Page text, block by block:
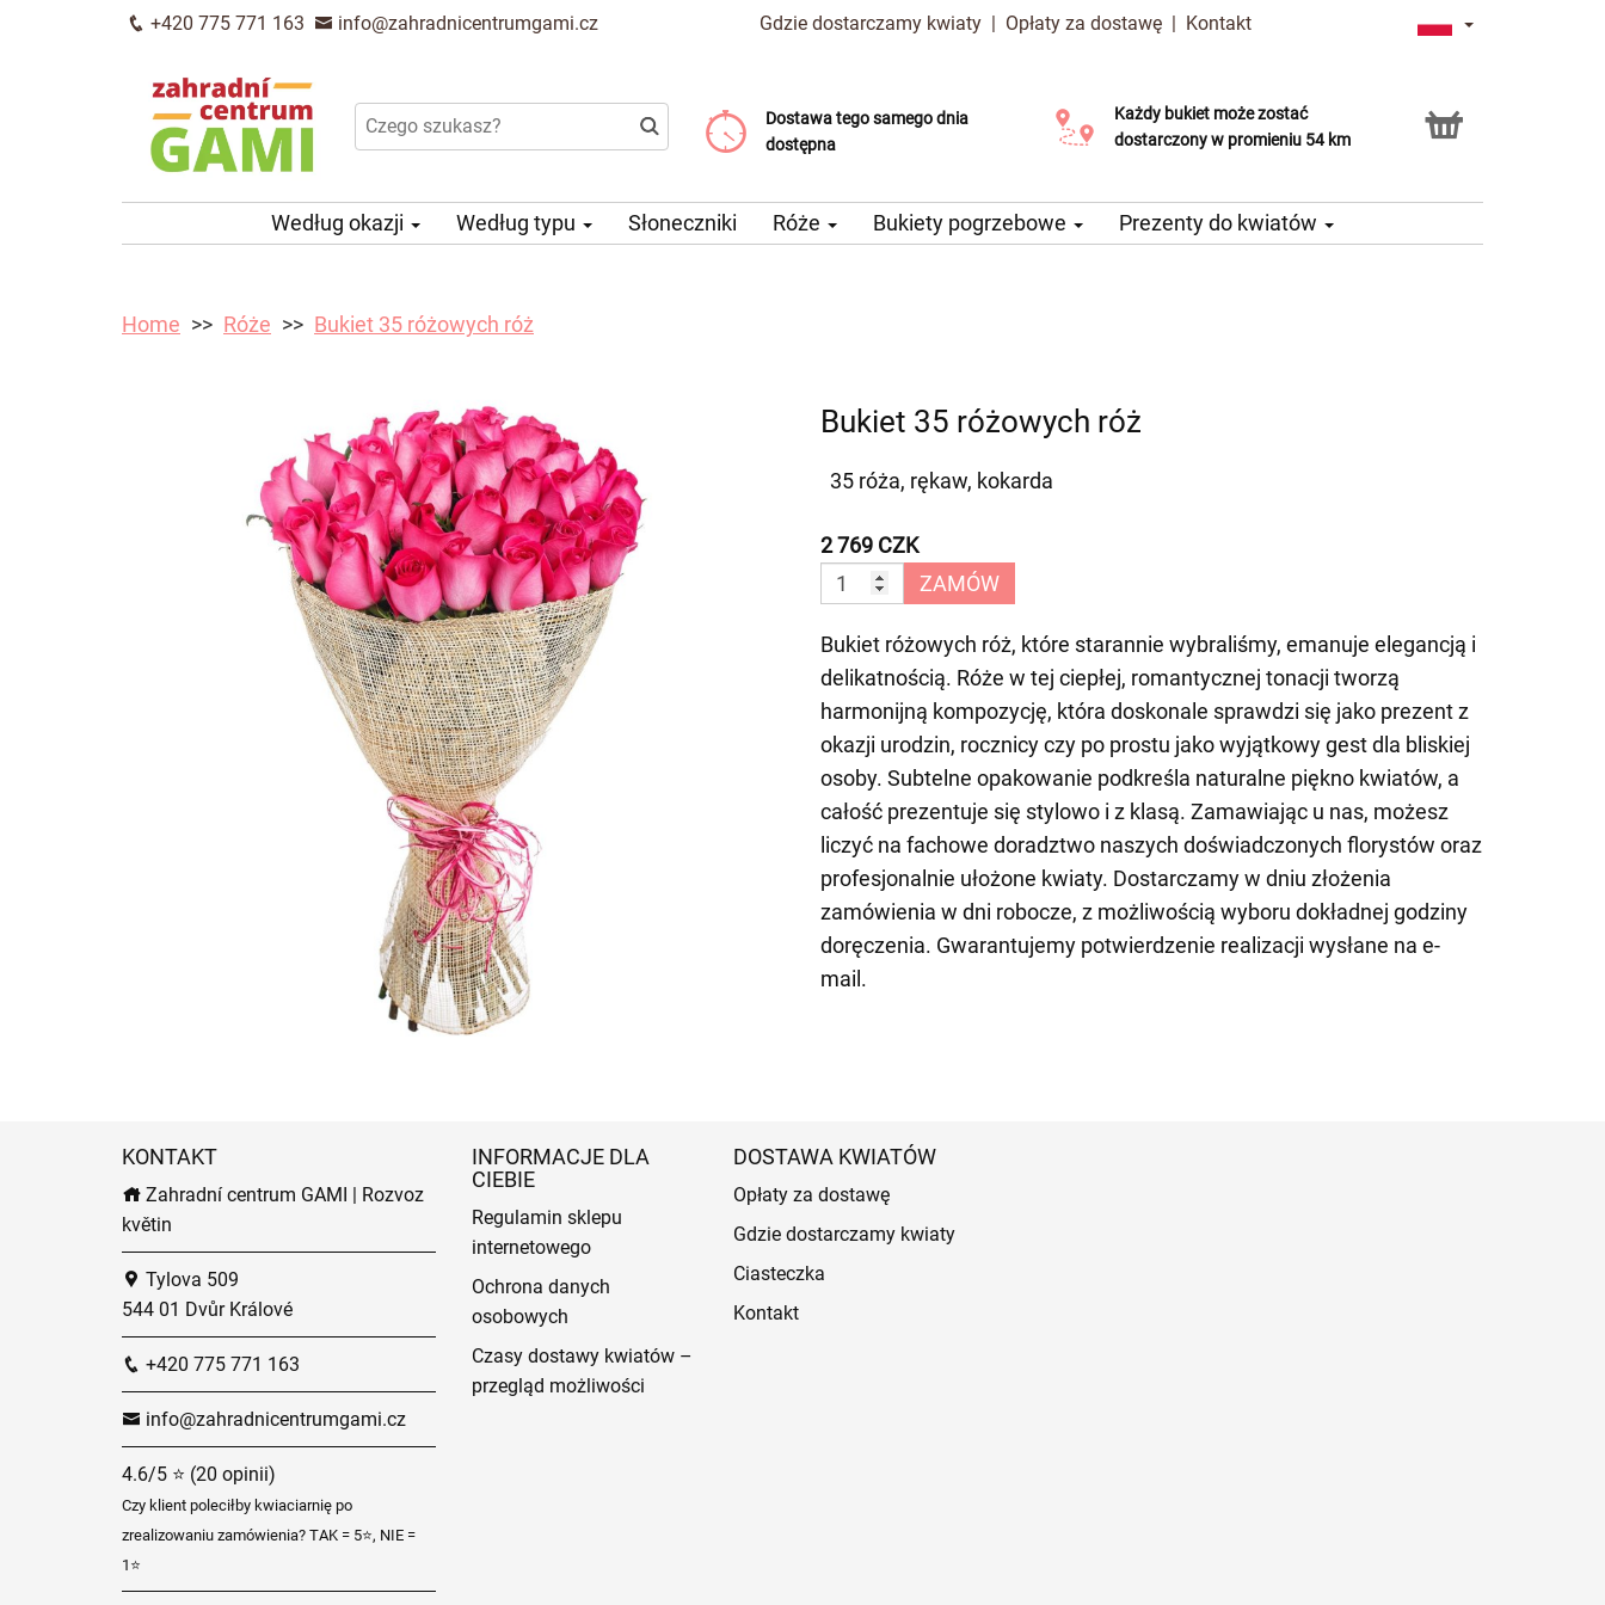
+420 775 771 163 info@zahradnicentrumgami.cz Gdzie dostarczamy kwiaty | Opłaty za dostawę | Kontakt
Dostawa tego samego dnia
dostępna
Koszt dostawy już od 99 CZK
Wybierz datę dostawy
Każdy bukiet może zostać
dostarczony w promieniu 54 km
Usługa Click & Collect
Według okazji Według typu Słoneczniki Róże Bukiety pogrzebowe Prezenty do kwiatów
Home Róże Bukiet 35 różowych róż
Bukiet 35 różowych róż
35 róża, rękaw, kokarda
2 769 CZK
ZAMÓW
Bukiet różowych róż, które starannie wybraliśmy, emanuje elegancją i
delikatnością. Róże w tej ciepłej, romantycznej tonacji tworzą
harmonijną kompozycję, która doskonale sprawdzi się jako prezent z
okazji urodzin, rocznicy czy po prostu jako wyjątkowy gest dla bliskiej
osoby. Subtelne opakowanie podkreśla naturalne piękno kwiatów, a
całość prezentuje się stylowo i z klasą. Zamawiając u nas, możesz
liczyć na fachowe doradztwo naszych doświadczonych florystów oraz
profesjonalnie ułożone kwiaty. Dostarczamy w dniu złożenia
zamówienia w dni robocze, z możliwością wyboru dokładnej godziny
doręczenia. Gwarantujemy potwierdzenie realizacji wysłane na e-
mail.
KONTAKT
Zahradní centrum GAMI | Rozvoz
květin
Tylova 509
544 01 Dvůr Králové
+420 775 771 163
info@zahradnicentrumgami.cz
4.6/5 ⭐ (20 opinii)
Czy klient poleciłby kwiaciarnię po
zrealizowaniu zamówienia? TAK = 5⭐, NIE =
1⭐
INFORMACJE DLA
CIEBIE
Regulamin sklepu
internetowego
Ochrona danych
osobowych
Czasy dostawy kwiatów –
przegląd możliwości
DOSTAWA KWIATÓW
Opłaty za dostawę
Gdzie dostarczamy kwiaty
Ciasteczka
Kontakt